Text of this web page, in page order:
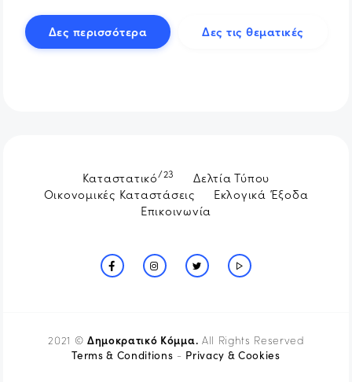
Δες περισσότερα Δες τις θεματικές
Καταστατικό/23
Δελτία Τύπου
Οικονομικές Καταστάσεις
Εκλογικά Έξοδα
Επικοινωνία
2021 ©Δημοκρατικό Κόμμα. All Rights Reserved
Terms & Conditions - Privacy & Cookies